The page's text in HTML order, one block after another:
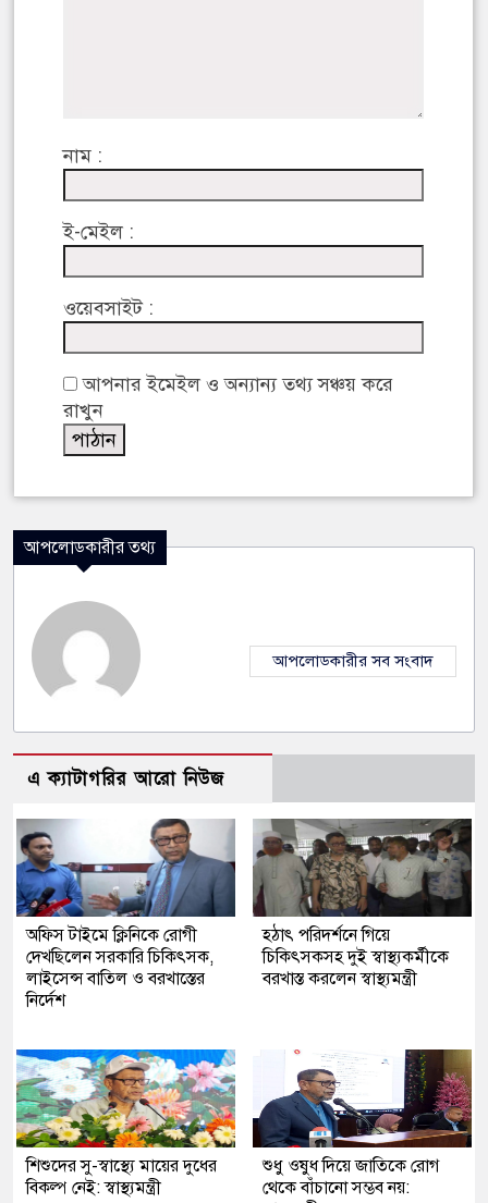
নাম :
ই-মেইল :
ওয়েবসাইট :
আপনার ইমেইল ও অন্যান্য তথ্য সঞ্চয় করে
রাখুন
আপলোডকারীর তথ্য
আপলোডকারীর সব সংবাদ
এ ক্যাটাগরির আরো নিউজ
অফিস টাইমে ক্লিনিকে রোগী
দেখছিলেন সরকারি চিকিৎসক,
লাইসেন্স বাতিল ও বরখাস্তের
নির্দেশ
হঠাৎ পরিদর্শনে গিয়ে
চিকিৎসকসহ দুই স্বাস্থ্যকর্মীকে
বরখাস্ত করলেন স্বাস্থ্যমন্ত্রী
শিশুদের সু-স্বাস্থ্যে মায়ের দুধের
বিকল্প নেই: স্বাস্থ্যমন্ত্রী
শুধু ওষুধ দিয়ে জাতিকে রোগ
থেকে বাঁচানো সম্ভব নয়: